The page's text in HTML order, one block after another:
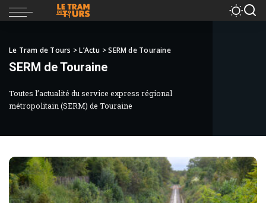
Le Tram de Tours >L’Actu >SERM de Touraine
SERM de Touraine
Toutes l’actualité du service express régional
métropolitain (SERM) de Touraine